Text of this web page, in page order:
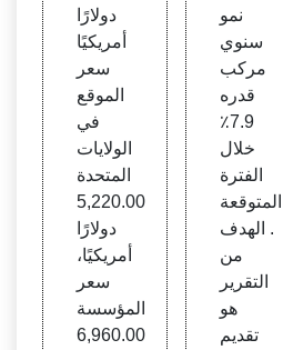
دولارًا
أمريكيًا
سعر
الموقع
في
الولايات
المتحدة
5,220.00
دولارًا
أمريكيًا،
سعر
المؤسسة
6,960.00
نمو
سنوي
مركب
قدره
7.9٪
خلال
الفترة
المتوقعة
. الهدف
من
التقرير
هو
تقديم